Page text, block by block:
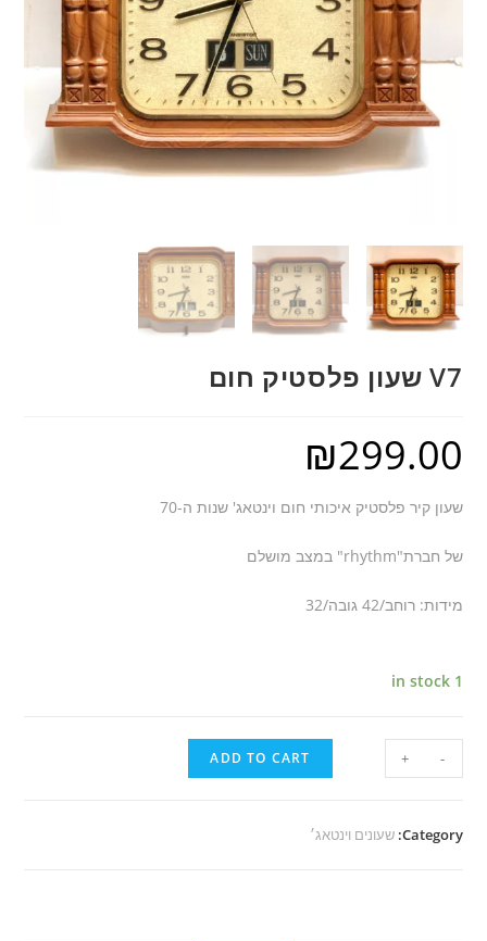
V7 שעון פלסטיק חום
₪299.00
שעון קיר פלסטיק איכותי חום וינטאג' שנות ה-70
של חברת"rhythm" במצב מושלם
מידות: רוחב/42 גובה/32
1 in stock
-
+
ADD TO CART
Category: שעונים וינטאג׳